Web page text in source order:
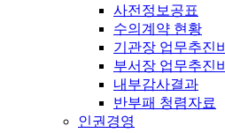
사전정보공표
수의계약 현황
기관장 업무추진비
부서장 업무추진비
내부감사결과
반부패 청렴자료
인권경영